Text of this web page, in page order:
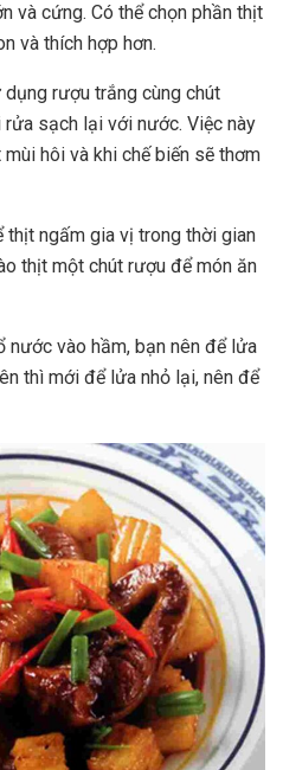
và cứng. Có thể chọn phần thịt
và thích hợp hơn.
rượu trắng cùng chút
sạch lại với nước. Việc này
hôi và khi chế biến sẽ thơm
thịt ngấm gia vị trong thời gian
thịt một chút rượu để món ăn
nước vào hầm, bạn nên để lửa
thì mới để lửa nhỏ lại, nên để